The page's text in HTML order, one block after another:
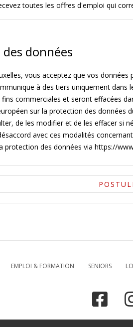
toutes les offres d'emploi qui
données
vous acceptez que vos
à des tiers uniquement
commerciales et seront effacées
sur la protection des
de les modifier et de les effacer si
avec ces modalités
protection des données via https://
EMPLOI & FORMATION SENIORS